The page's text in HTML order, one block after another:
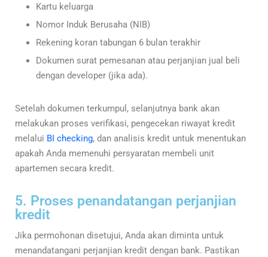
Kartu keluarga
Nomor Induk Berusaha (NIB)
Rekening koran tabungan 6 bulan terakhir
Dokumen surat pemesanan atau perjanjian jual beli
dengan developer (jika ada).
Setelah dokumen terkumpul, selanjutnya bank akan
melakukan proses verifikasi, pengecekan riwayat kredit
melalui BI checking, dan analisis kredit untuk menentukan
apakah Anda memenuhi persyaratan membeli unit
apartemen secara kredit.
5. Proses penandatangan perjanjian
kredit
Jika permohonan disetujui, Anda akan diminta untuk
menandatangani perjanjian kredit dengan bank. Pastikan